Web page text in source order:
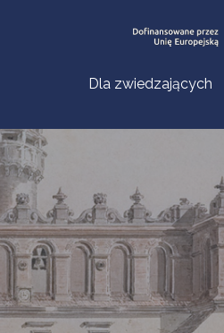
Dla zwiedzających